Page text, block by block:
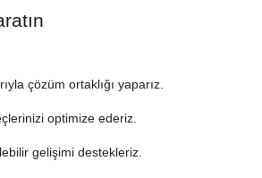
çözüm ortaklığı yaparız.
optimize ederiz.
gelişimi destekleriz.